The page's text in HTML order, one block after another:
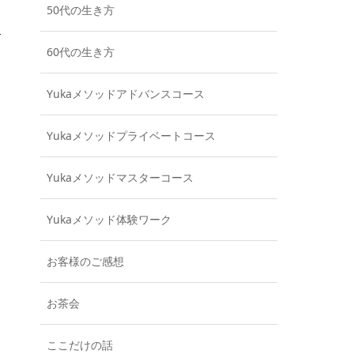
50代の生き方
60代の生き方
Yukaメソッドアドバンスコース
Yukaメソッドプライベートコース
Yukaメソッドマスターコース
Yukaメソッド体験ワーク
お客様のご感想
お茶会
ここだけの話